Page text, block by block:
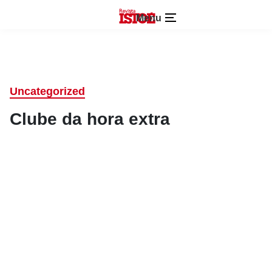
Menu
Uncategorized
Clube da hora extra